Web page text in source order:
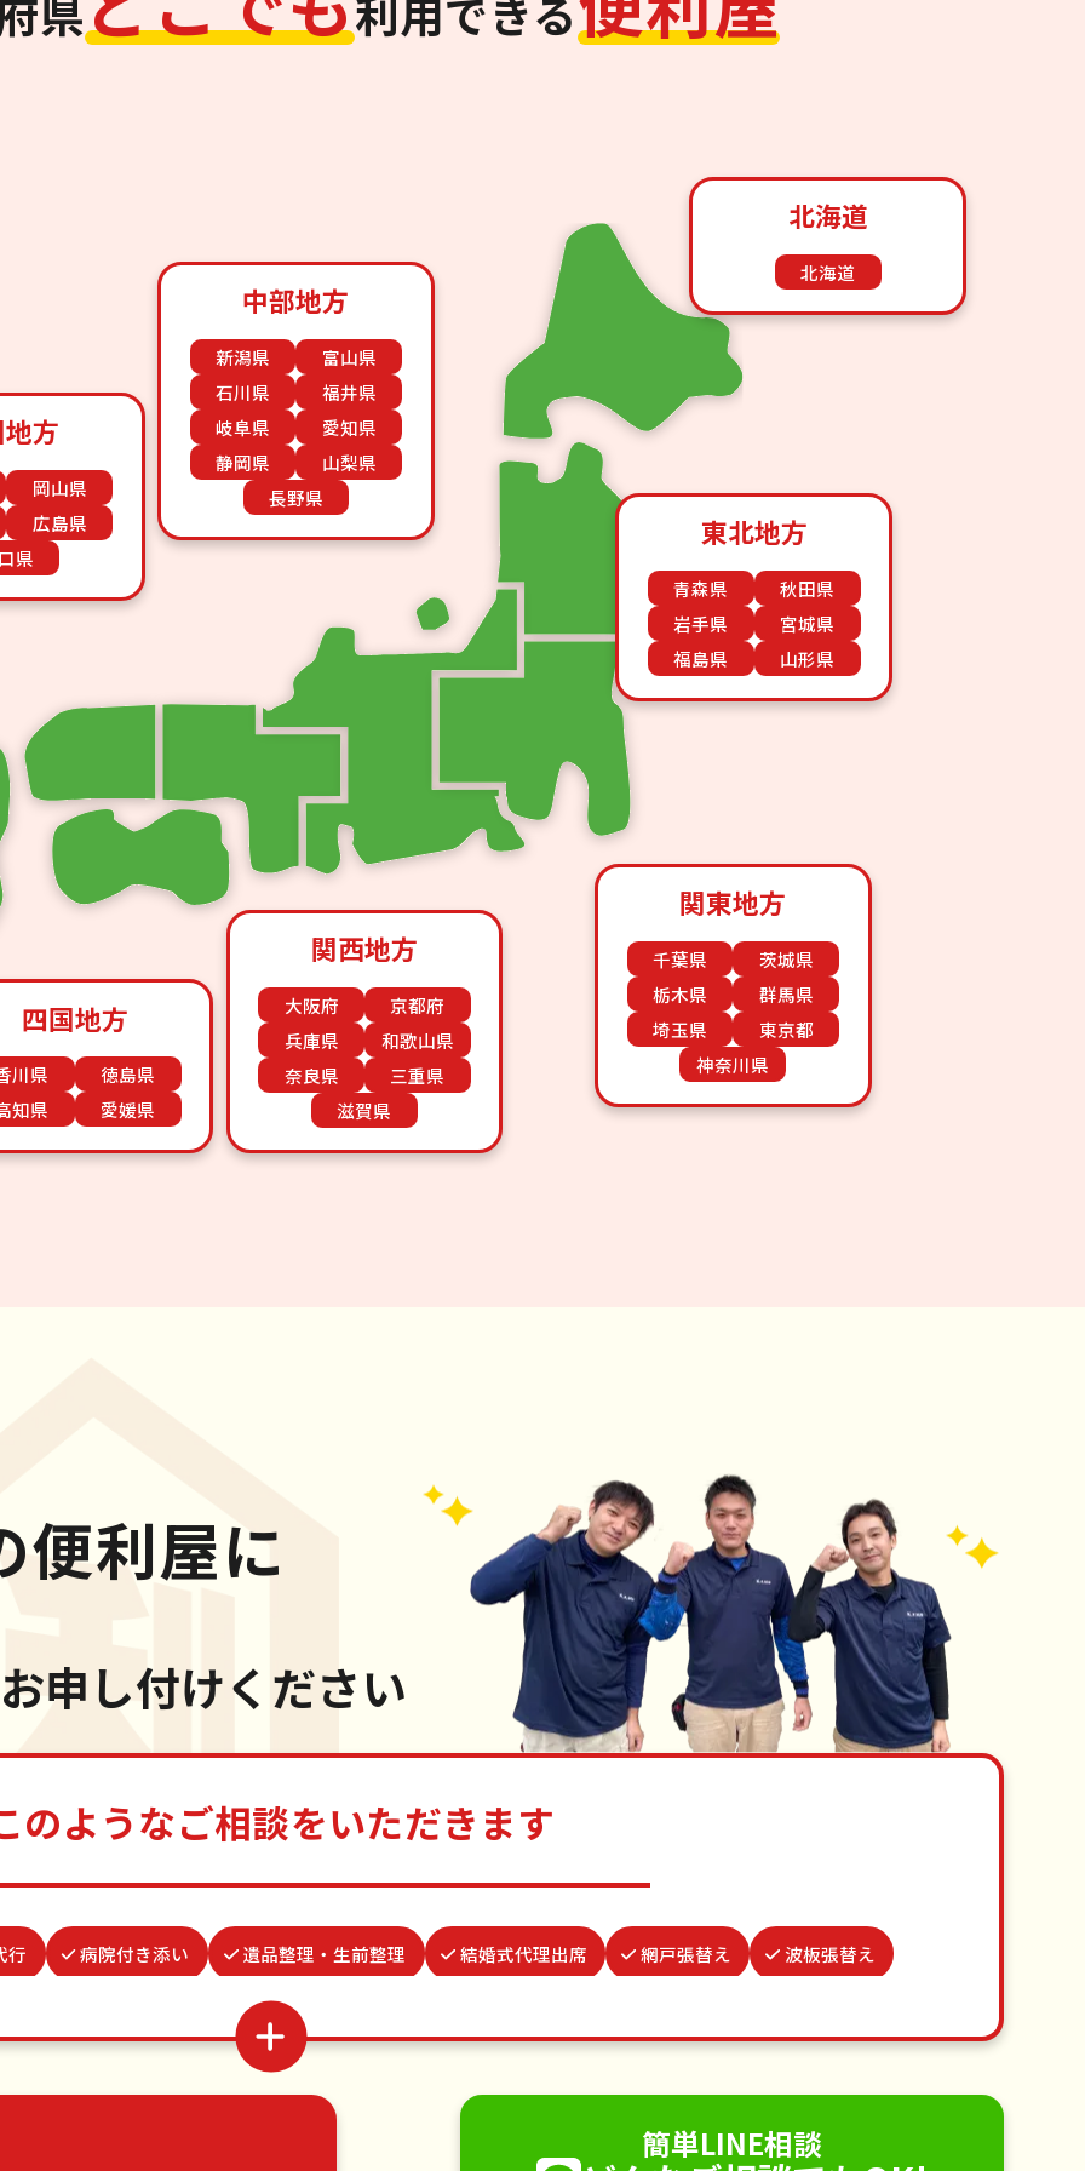
県 利用できる
北海道
北海道
東北地方
青森県
秋田県
岩手県
宮城県
福島県
山形県
関東地方
千葉県
茨城県
栃木県
群馬県
埼玉県
東京都
神奈川県
中部地方
新潟県
富山県
石川県
福井県
岐阜県
愛知県
静岡県
山梨県
長野県
関西地方
大阪府
京都府
兵庫県
和歌山県
奈良県
三重県
滋賀県
四国地方
川県
徳島県
知県
愛媛県
方
岡山県
広島県
県
便利屋に
お申し付けください
のようなご相談をいただきます
行 病院付き添い 遺品整理・生前整理 結婚式代理出席 網戸張替え 波板張替え
ゴキブリ駆除
つた・ツルの撤去
簡単LINE相談